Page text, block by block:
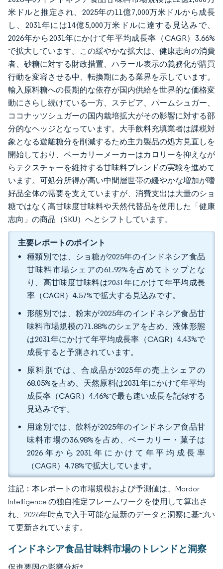
米ドルと推定され、2025年の11億7,000万米ドルから成長
し、2031年には14億5,000万米ドルに達する見込みで、
2026年から2031年にかけて年平均成長率（CAGR）3.66%
で拡大しています。この緩やかな拡大は、健康志向の消費
者、砂糖に対する財政措置、ハラール表示の義務化が購買
行動を変容させる中、転換期にある業界を示しています。
輸入原料糖への長期的な依存が国内供給を世界的な価格変
動にさらし続けている一方、ステビア、パームシュガー、
ココナッツシュガーの国内栽培拡大がその影響に対する部
分的なヘッジとなっています。大手飲料充填業者は課税対
象となる遊離糖分を削減するため主力製品の処方見直しを
開始しており、ベーカリーメーカーはカロリーを抑えなが
らテクスチャーを維持する甘味料ブレンドの実験を進めて
います。可処分所得が高い中間層世帯の緩やかな増加が嗜
好品全体の需要を支えていますが、消費支出は大量のショ
糖ではなく高甘味度甘味料や天然代替品を使用した「健康
志向」の商品（SKU）へとシフトしています。
主要レポートのポイント
種類別では、ショ糖が2025年のインドネシア食品
甘味料市場シェアの61.92%を占めてトップとな
り、高甘味度甘味料は2031年にかけて年平均成長
率（CAGR）4.57%で拡大する見込みです。
形態別では、粉末が2025年のインドネシア食品甘
味料市場規模の71.88%のシェアを占め、液体形態
は2031年にかけて年平均成長率（CAGR）4.43%で
成長すると予測されています。
原料別では、合成品が2025年の売上シェアの
68.05%を占め、天然原料は2031年にかけて年平均
成長率（CAGR）4.46%で最も速い成長を記録する
見込みです。
用途別では、飲料が2025年のインドネシア食品甘
味料市場の36.98%を占め、ベーカリー・菓子は
2026年から2031年にかけて年平均成長率
（CAGR）4.78%で拡大しています。
注記：本レポートの市場規模および予測値は、Mordor
Intelligence の独自推定フレームワークを使用して算出さ
れ、2026年時点で入手可能な最新のデータと洞察に基づい
て更新されています。
インドネシア食品甘味料市場のトレンドと洞察
促進要因の影響分析